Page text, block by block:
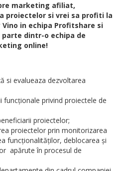
marketing afiliat,
proiectelor si vrei sa profiti la
in echipa Profitshare si
parte dintr-o echipa de
online!
si evalueaza dezvoltarea
funcționale privind proiectele de
proiectelor;
proiectelor prin monitorizarea
funcționalităților, deblocarea și
apărute în procesul de